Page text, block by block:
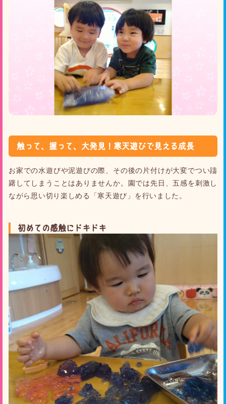
触って、握って、大発見！寒天遊びで見える成長
お家での水遊びや泥遊びの際、その後の片付けが大変でつい躊
躇してしまうことはありませんか。園では先日、五感を刺激し
ながら思い切り楽しめる「寒天遊び」を行いました。
初めての感触にドキドキ